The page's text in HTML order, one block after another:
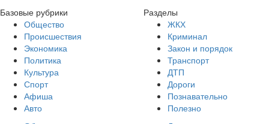
Базовые рубрики
Общество
Происшествия
Экономика
Политика
Культура
Спорт
Афиша
Авто
Разделы
ЖКХ
Криминал
Закон и порядок
Транспорт
ДТП
Дороги
Познавательно
Полезно